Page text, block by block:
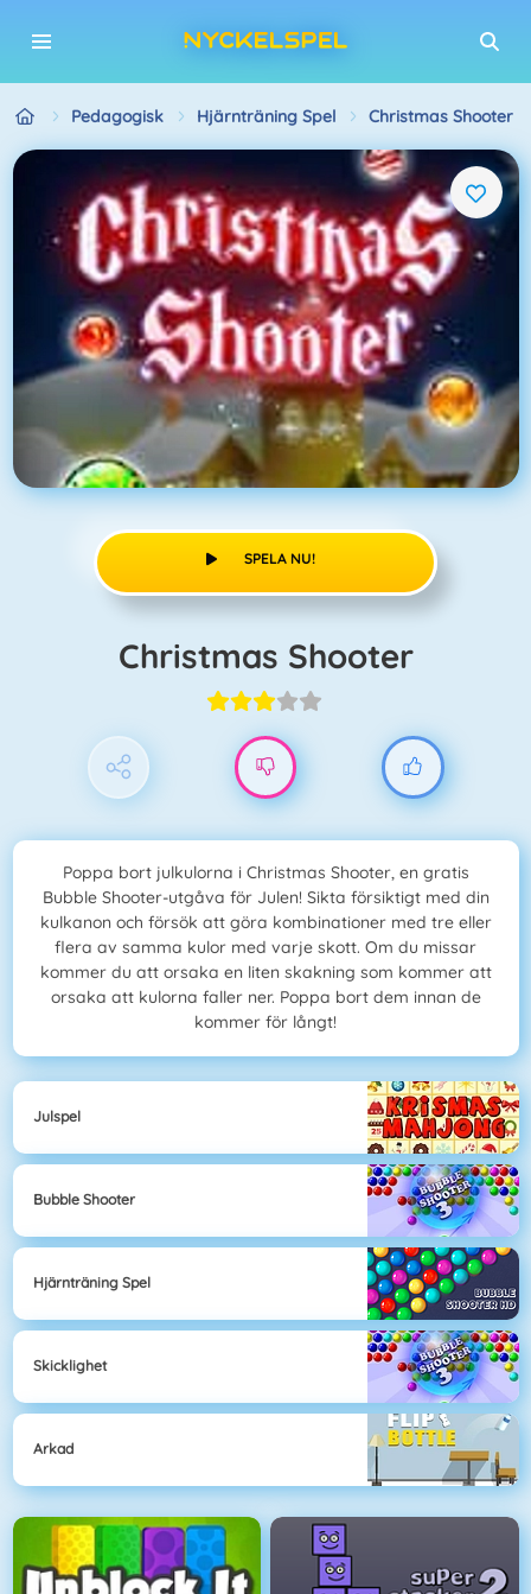
Pedagogisk Hjärnträning Spel Christmas Shooter
SPELA NU!
Christmas Shooter
Poppa bort julkulorna i Christmas Shooter, en gratis
Bubble Shooter-utgåva för Julen! Sikta försiktigt med din
kulkanon och försök att göra kombinationer med tre eller
flera av samma kulor med varje skott. Om du missar
kommer du att orsaka en liten skakning som kommer att
orsaka att kulorna faller ner. Poppa bort dem innan de
kommer för långt!
Julspel
Bubble Shooter
Hjärnträning Spel
Skicklighet
Arkad